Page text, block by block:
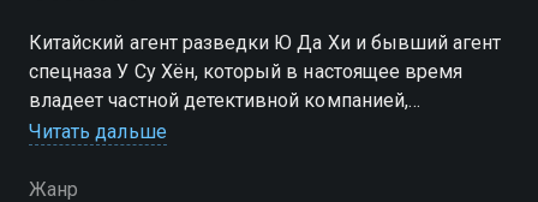
Китайский агент разведки Ю Да Хи и бывший агент
спецназа У Су Хён, который в настоящее время
владеет частной детективной компанией,
объединяются для работы над делом о незаконном
Читать дальше
Жанр